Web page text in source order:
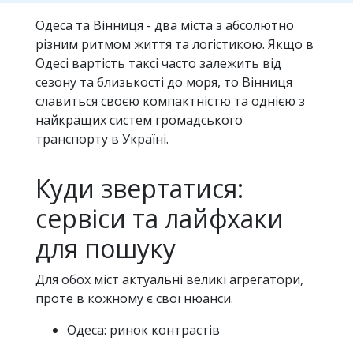
Одеса та Вінниця - два міста з абсолютно
різним ритмом життя та логістикою. Якщо в
Одесі вартість таксі часто залежить від
сезону та близькості до моря, то Вінниця
славиться своєю компактністю та однією з
найкращих систем громадського
транспорту в Україні.
Куди звертатися:
сервіси та лайфхаки
для пошуку
Для обох міст актуальні великі агрегатори,
проте в кожному є свої нюанси.
Одеса: ринок контрастів